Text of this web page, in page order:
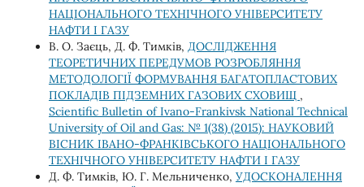
НАЦІОНАЛЬНОГО ТЕХНІЧНОГО УНІВЕРСИТЕТУ
НАФТИ І ГАЗУ
В. О. Заєць, Д. Ф. Тимків, ДОСЛІДЖЕННЯ
ТЕОРЕТИЧНИХ ПЕРЕДУМОВ РОЗРОБЛЯННЯ
МЕТОДОЛОГІЇ ФОРМУВАННЯ БАГАТОПЛАСТОВИХ
ПОКЛАДІВ ПІДЗЕМНИХ ГАЗОВИХ СХОВИЩ ,
Scientific Bulletin of Ivano-Frankivsk National Technical
University of Oil and Gas: № 1(38) (2015): НАУКОВИЙ
ВІСНИК ІВАНО-ФРАНКІВСЬКОГО НАЦІОНАЛЬНОГО
ТЕХНІЧНОГО УНІВЕРСИТЕТУ НАФТИ І ГАЗУ
Д. Ф. Тимків, Ю. Г. Мельниченко, УДОСКОНАЛЕННЯ